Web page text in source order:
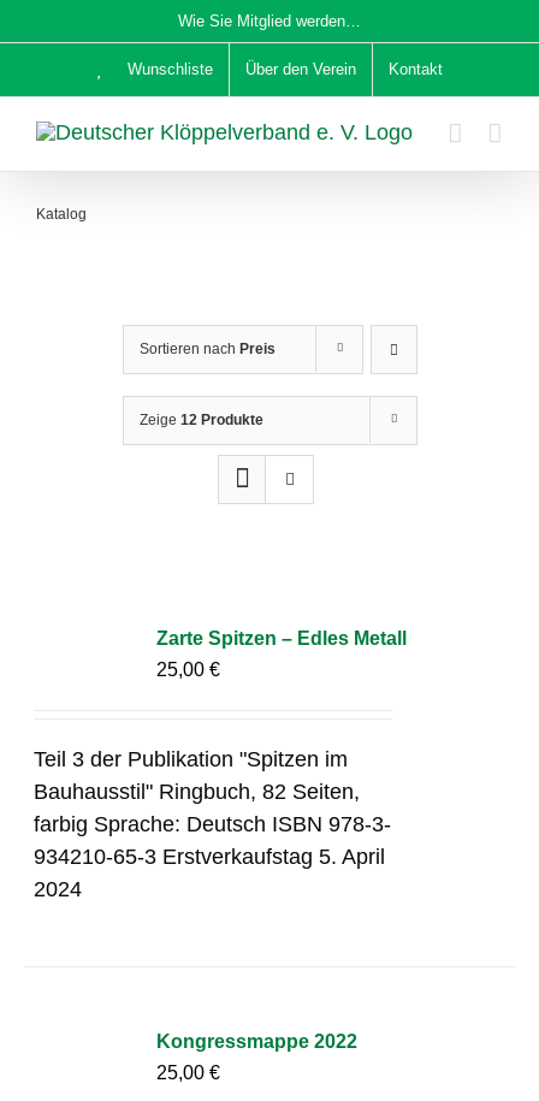
Inhalt
Wie Sie Mitglied werden…
Wunschliste Über den Verein Kontakt
Katalog
Sortieren nach Preis
Zeige 12 Produkte
Zarte Spitzen – Edles Metall
25,00€
Teil 3 der Publikation "Spitzen im
Bauhausstil" Ringbuch, 82 Seiten,
farbig Sprache: Deutsch ISBN 978-3-
934210-65-3 Erstverkaufstag 5. April
2024
Kongressmappe 2022
25,00€